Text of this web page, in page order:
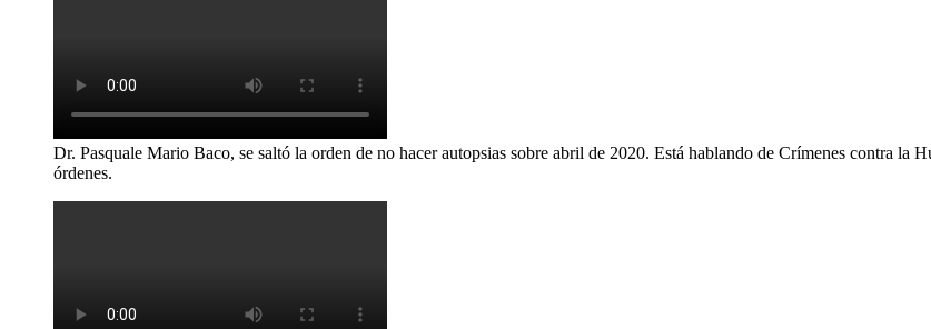
Dr. Pasquale Mario Baco, se saltó la orden de no hacer autopsias sobre abril de 2020. Está hablando de Crímenes contra la
órdenes.